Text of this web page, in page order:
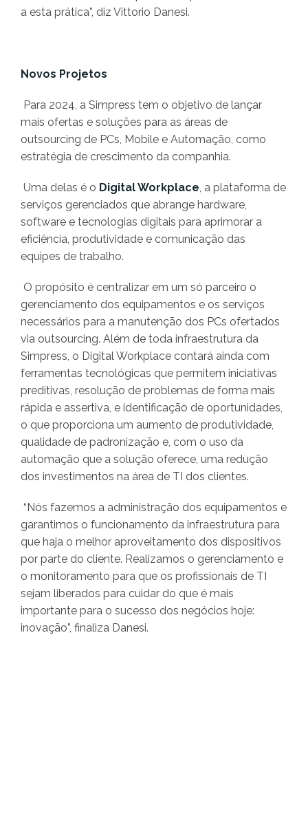
a esta prática”, diz Vittorio Danesi.
Novos Projetos
Para 2024, a Simpress tem o objetivo de lançar
mais ofertas e soluções para as áreas de
outsourcing de PCs, Mobile e Automação, como
estratégia de crescimento da companhia.
Uma delas é o Digital Workplace, a plataforma de
serviços gerenciados que abrange hardware,
software e tecnologias digitais para aprimorar a
eficiência, produtividade e comunicação das
equipes de trabalho.
O propósito é centralizar em um só parceiro o
gerenciamento dos equipamentos e os serviços
necessários para a manutenção dos PCs ofertados
via outsourcing. Além de toda infraestrutura da
Simpress, o Digital Workplace contará ainda com
ferramentas tecnológicas que permitem iniciativas
preditivas, resolução de problemas de forma mais
rápida e assertiva, e identificação de oportunidades,
o que proporciona um aumento de produtividade,
qualidade de padronização e, com o uso da
automação que a solução oferece, uma redução
dos investimentos na área de TI dos clientes.
“Nós fazemos a administração dos equipamentos e
garantimos o funcionamento da infraestrutura para
que haja o melhor aproveitamento dos dispositivos
por parte do cliente. Realizamos o gerenciamento e
o monitoramento para que os profissionais de TI
sejam liberados para cuidar do que é mais
importante para o sucesso dos negócios hoje:
inovação”, finaliza Danesi.